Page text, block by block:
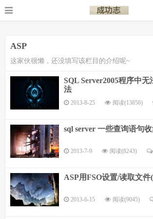
ASP
这家伙很懒，还没填写该栏目的介绍呢~
SQL Server2005程序中
法
2013-8-25 阅读(13856)
sql server 一些查询语句
2013-7-9 阅读(8243)
ASP用FSO设置/读取文件
2013-6-15 阅读(9045)